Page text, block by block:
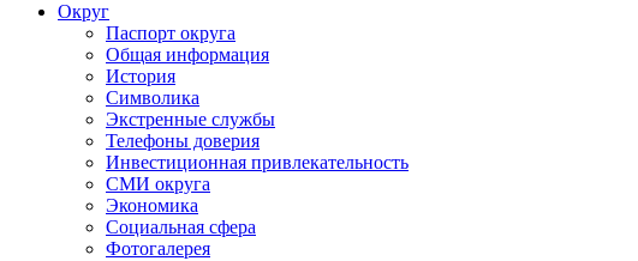
Округ
Паспорт округа
Общая информация
История
Символика
Экстренные службы
Телефоны доверия
Инвестиционная привлекательность
СМИ округа
Экономика
Социальная сфера
Фотогалерея